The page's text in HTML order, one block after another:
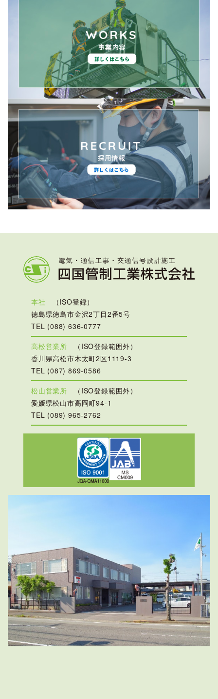
本社
（ISO登録）
徳島県徳島市金沢2丁目2番5号
TEL (088) 636-0777
高松営業所
（ISO登録範囲外）
香川県高松市木太町2区1119-3
TEL (087) 869-0586
松山営業所
（ISO登録範囲外）
愛媛県松山市高岡町94-1
TEL (089) 965-2762